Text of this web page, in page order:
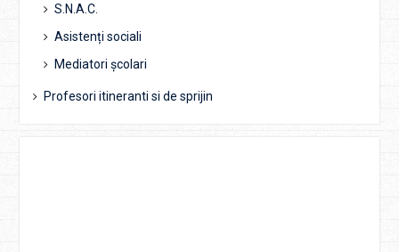
S.N.A.C.
Asistenți sociali
Mediatori școlari
Profesori itineranti si de sprijin